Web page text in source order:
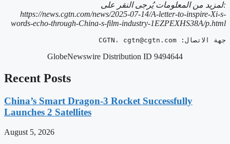
لمزيد من المعلومات يُرجى النقر على:
https://news.cgtn.com/news/2025-07-14/A-letter-to-inspire-Xi-s-
words-echo-through-China-s-film-industry-1EZPEXHS38A/p.html
جهة الاتصال: CGTN، cgtn@cgtn.com
GlobeNewswire Distribution ID 9494644
Recent Posts
China’s Smart Dragon-3 Rocket Successfully
Launches 2 Satellites
August 5, 2026